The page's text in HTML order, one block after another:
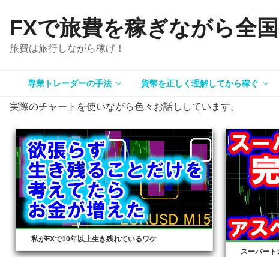
FXで旅費を稼ぎながら全
旅費は旅行しながら稼げ！
専業トレーダーの手法 貨幣を正しく理解してから稼ぐ
実際のチャートを使いながら色々お話ししています。
私がFXで10年以上生き残れているワケ
スーパート